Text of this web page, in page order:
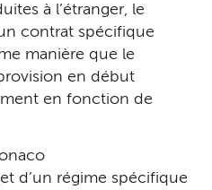
à l’étranger, le
contrat spécifique
manière que le
en début
en fonction de
d’un régime spécifique